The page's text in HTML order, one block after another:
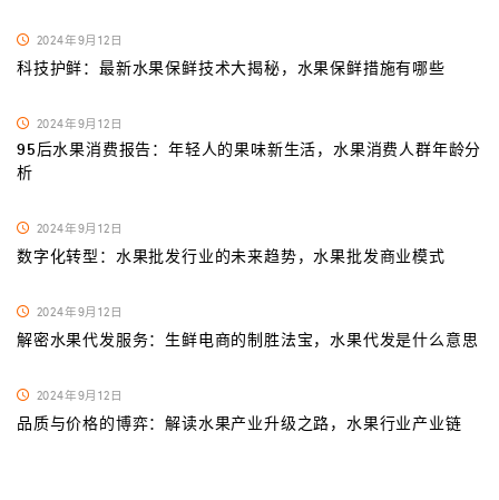
2024年9月12日
科技护鲜：最新水果保鲜技术大揭秘，水果保鲜措施有哪些
2024年9月12日
95后水果消费报告：年轻人的果味新生活，水果消费人群年龄分
析
2024年9月12日
数字化转型：水果批发行业的未来趋势，水果批发商业模式
2024年9月12日
解密水果代发服务：生鲜电商的制胜法宝，水果代发是什么意思
2024年9月12日
品质与价格的博弈：解读水果产业升级之路，水果行业产业链